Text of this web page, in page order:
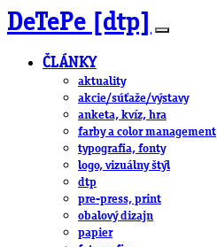
DeTePe [dtp]
ČLÁNKY
aktuality
akcie/súťaže/výstavy
anketa, kvíz, hra
farby a color management
typografia, fonty
logo, vizuálny štýl
dtp
pre-press, print
obalový dizajn
papier